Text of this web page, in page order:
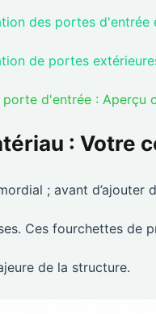
des portes d'entrée
de portes
d'entrée : Aperçu
: Votre
; avant
Ces fourchettes de
de la structure.